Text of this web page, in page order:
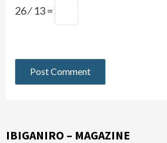
26 ⁄ 13 =
IBIGANIRO – MAGAZINE